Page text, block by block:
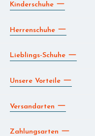
Kinderschuhe
Herrenschuhe
Lieblings-Schuhe
Unsere Vorteile
Versandarten
Zahlungsarten